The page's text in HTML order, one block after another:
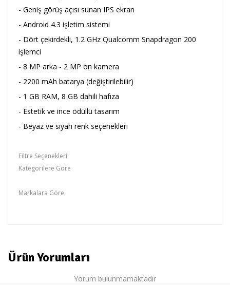
- Geniş görüş açısı sunan IPS ekran
- Android 4.3 işletim sistemi
- Dört çekirdekli, 1.2 GHz Qualcomm Snapdragon 200
işlemci
- 8 MP arka - 2 MP ön kamera
- 2200 mAh batarya (değiştirilebilir)
- 1 GB RAM, 8 GB dahili hafıza
- Estetik ve ince ödüllü tasarım
- Beyaz ve siyah renk seçenekleri
Filtre Seçenekleri
Kategorilere Göre
Markalara Göre
Ürün Yorumları
Yorum bulunmamaktadır